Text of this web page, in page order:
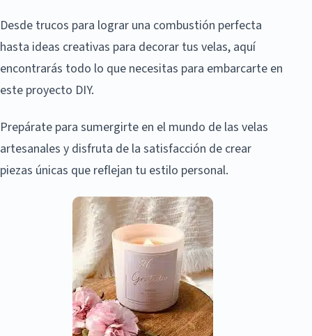
Desde trucos para lograr una combustión perfecta
hasta ideas creativas para decorar tus velas, aquí
encontrarás todo lo que necesitas para embarcarte en
este proyecto DIY.
Prepárate para sumergirte en el mundo de las velas
artesanales y disfruta de la satisfacción de crear
piezas únicas que reflejan tu estilo personal.